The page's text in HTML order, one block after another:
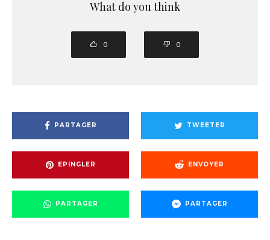
What do you think
0 0
PARTAGER TWEETER
EPINGLER ENVOYER
PARTAGER PARTAGER